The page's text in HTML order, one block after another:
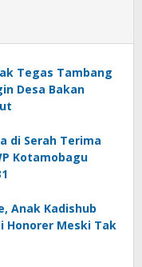
Tegas Tambang
Desa Bakan
di Serah Terima
Kotamobagu
Anak Kadishub
Honorer Meski Tak